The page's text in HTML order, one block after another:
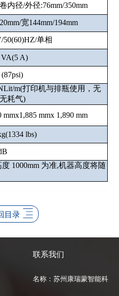
内径/外径:76mm/350mm
宽144mm/194mm
50(60)HZ/单相
VA(5 A)
m(打印机与排瓶使用，无
耗气)
mmx1,885 mmx 1,890 mm
lbs)
1000mm 为准,机器高度将随
目录
联系我们
名称：苏州康瑞蒙智能科